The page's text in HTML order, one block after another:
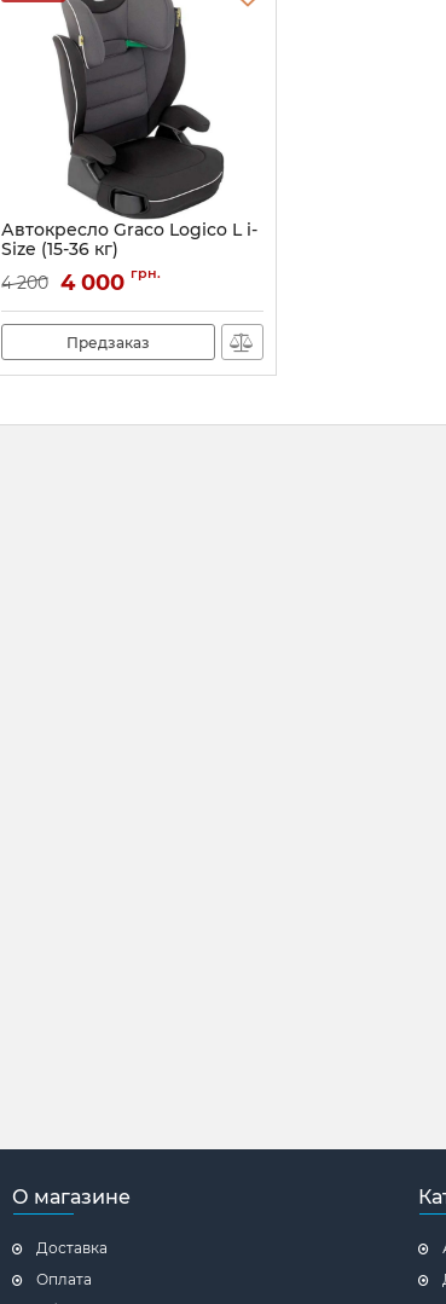
Автокресло Graco Logico L i-
Size (15-36 кг)
Артикул: 5060624773167
4 200 4 000 грн.
Предзаказ
О магазине
Доставка
Оплата